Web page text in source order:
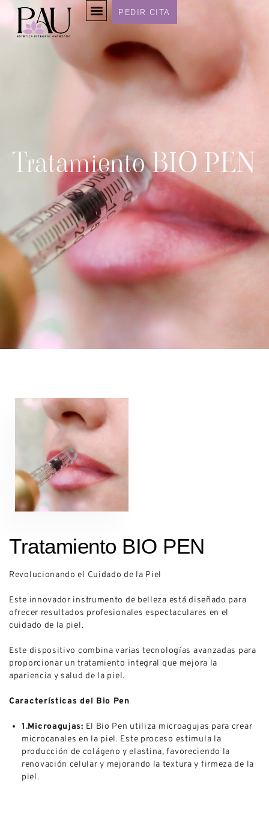
PEDIR CITA
Tratamiento BIO PEN
Tratamiento BIO PEN
Revolucionando el Cuidado de la Piel
Este innovador instrumento de belleza está diseñado para
ofrecer resultados profesionales espectaculares en el
cuidado de la piel.
Este dispositivo combina varias tecnologías avanzadas para
proporcionar un tratamiento integral que mejora la
apariencia y salud de la piel.
Características del Bio Pen
1.Microagujas: El Bio Pen utiliza microagujas para crear
microcanales en la piel. Este proceso estimula la
producción de colágeno y elastina, favoreciendo la
renovación celular y mejorando la textura y firmeza de la
piel.